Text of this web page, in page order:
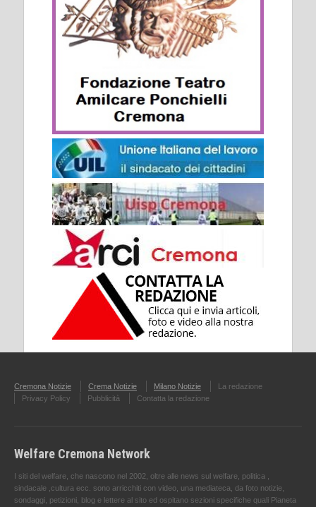
Cremona Notizie Crema Notizie Milano Notizie
La redazione
Privacy Policy
Pubblicità Contatta la redazione
Welfare Cremona Network
I siti del welfare, che nascono nel 2002, oltre alle news sul welfare, politica ,
sindacale ,cultura ecc. sono arricchiti con video, una mediateca, da foto notizie,
sondaggi, petizioni, blog e lettere al sito ed ospitano sezioni specifiche quali Pianeta